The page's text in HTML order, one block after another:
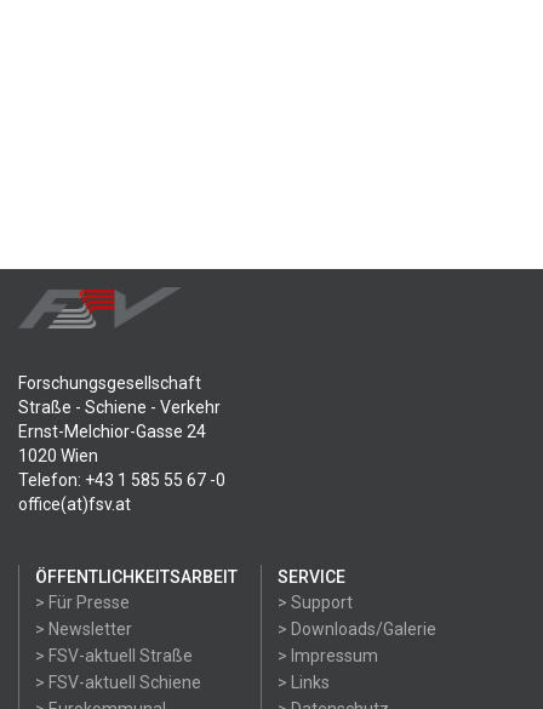
Forschungsgesellschaft
Straße - Schiene - Verkehr
Ernst-Melchior-Gasse 24
1020 Wien
Telefon: +43 1 585 55 67 -0
office(at)fsv.at
ÖFFENTLICHKEITSARBEIT
> Für Presse
> Newsletter
> FSV-aktuell Straße
> FSV-aktuell Schiene
SERVICE
> Support
> Downloads/Galerie
> Impressum
> Links